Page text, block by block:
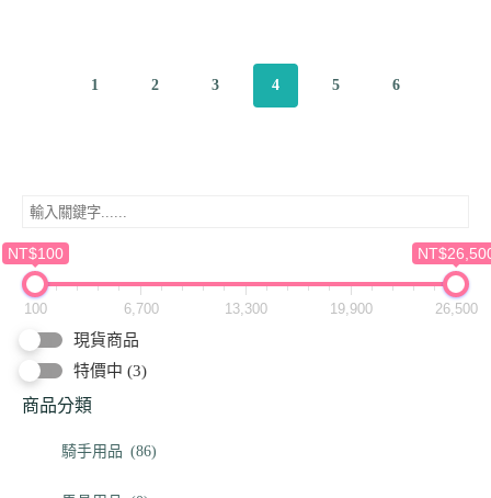
NT$100
100 6,700 13,300 19,900 26,500
現貨商品
特價中 (3)
商品分類
騎手用品 (86)
1 2 3 4 5 6